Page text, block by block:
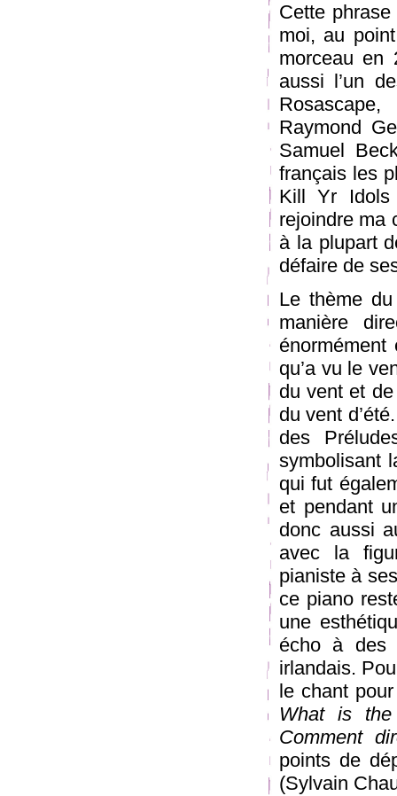
Cette
moi, au
morceau en
aussi l’un
Raymond
Samuel
français les
Kill Yr Idols
rejoindre ma
à la plupart
défaire de
Le thème
manière
qu’a vu le
du vent et
du vent
des
symbolisant
qui fut
et pendant
donc aussi
avec la
pianiste à
ce piano
une
écho à des
irlandais.
le chant
What is the
Comment
points de
(Sylvain